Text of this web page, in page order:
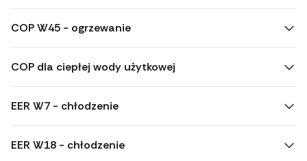
COP W45 - ogrzewanie
COP dla ciepłej wody użytkowej
EER W7 - chłodzenie
EER W18 - chłodzenie